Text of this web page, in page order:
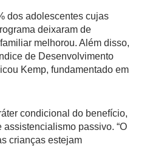
dos adolescentes cujas
deixaram de
melhorou. Além disso,
de Desenvolvimento
Kemp, fundamentado em
condicional do benefício,
passivo. “O
crianças estejam